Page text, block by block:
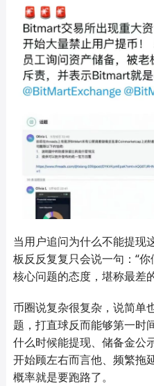
当用户追问为什么不能提现
板反反复复只会说一句：“
核心问题的态度，堪称最差
币圈说复杂很复杂，说简单
题，打直球反而能够第一时
什么时候能提现、储备金公
开始顾左右而言他、频繁拖
概率就是要跑路了。